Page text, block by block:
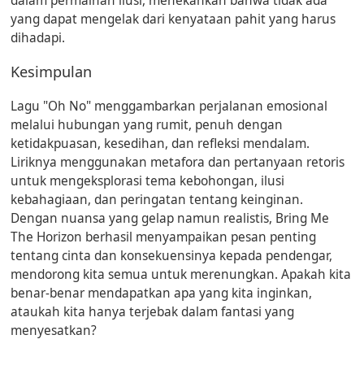
yang dapat mengelak dari kenyataan pahit yang harus
dihadapi.
Kesimpulan
Lagu "Oh No" menggambarkan perjalanan emosional
melalui hubungan yang rumit, penuh dengan
ketidakpuasan, kesedihan, dan refleksi mendalam.
Liriknya menggunakan metafora dan pertanyaan retoris
untuk mengeksplorasi tema kebohongan, ilusi
kebahagiaan, dan peringatan tentang keinginan.
Dengan nuansa yang gelap namun realistis, Bring Me
The Horizon berhasil menyampaikan pesan penting
tentang cinta dan konsekuensinya kepada pendengar,
mendorong kita semua untuk merenungkan. Apakah kita
benar-benar mendapatkan apa yang kita inginkan,
ataukah kita hanya terjebak dalam fantasi yang
menyesatkan?